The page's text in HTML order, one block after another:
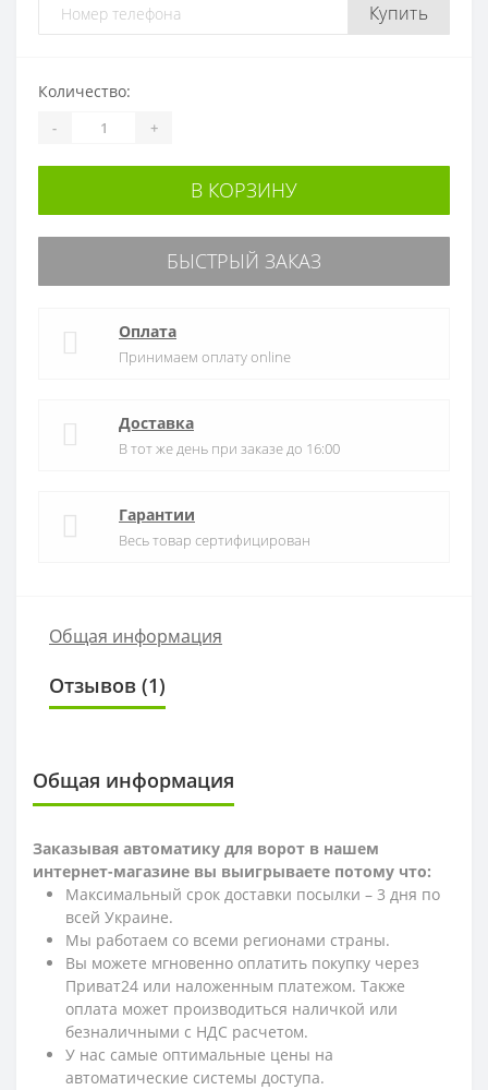
Купить
Количество:
- +
В КОРЗИНУ
БЫСТРЫЙ ЗАКАЗ
Оплата
Принимаем оплату online
Доставка
В тот же день при заказе до 16:00
Гарантии
Весь товар сертифицирован
Общая информация
Отзывов (1)
Общая информация
Заказывая автоматику для ворот в нашем
интернет-магазине вы выигрываете потому что:
Максимальный срок доставки посылки – 3 дня по
всей Украине.
Мы работаем со всеми регионами страны.
Вы можете мгновенно оплатить покупку через
Приват24 или наложенным платежом. Также
оплата может производиться наличкой или
безналичными с НДС расчетом.
У нас самые оптимальные цены на
автоматические системы доступа.